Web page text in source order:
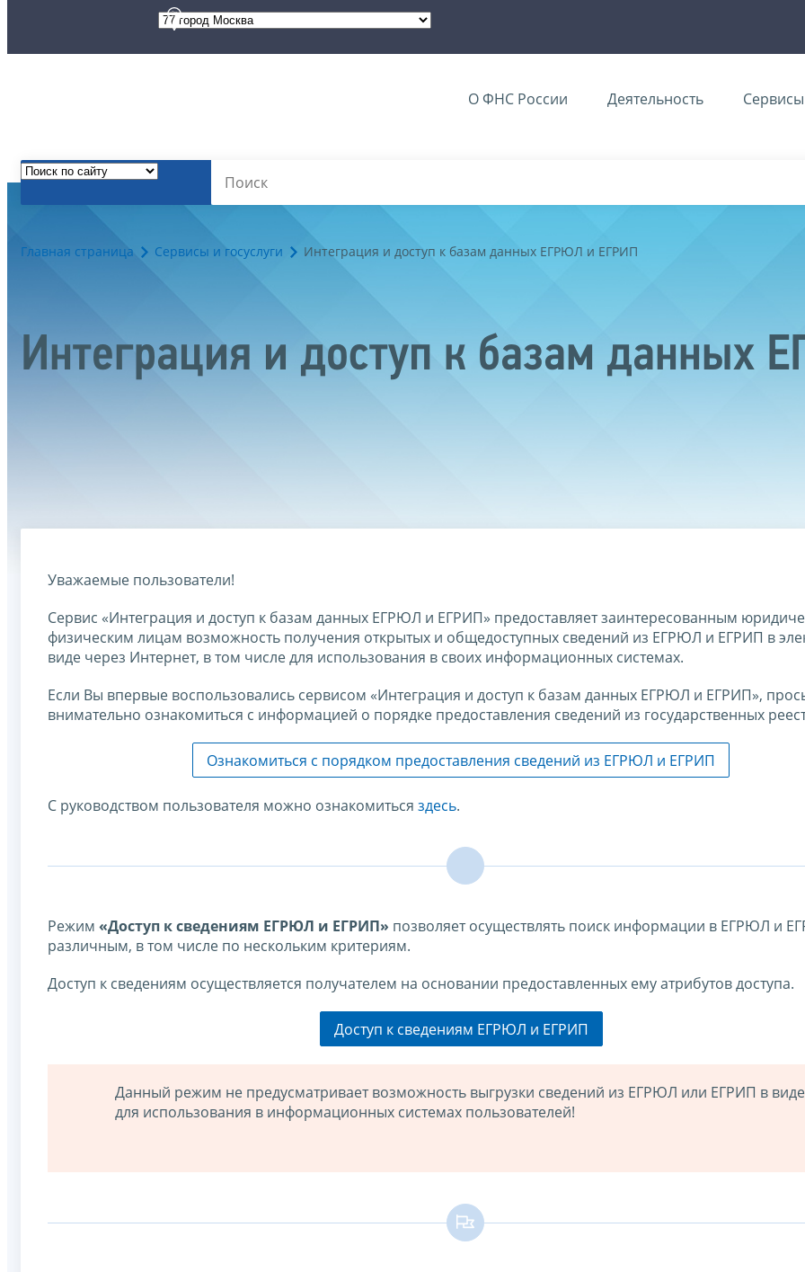
О ФНС России Деятельность Сервисы
Главная страница Сервисы и госуслуги Интеграция и доступ к базам данных ЕГРЮЛ и ЕГРИП
Интеграция и доступ к базам данных
Уважаемые пользователи!
Сервис «Интеграция и доступ к базам данных ЕГРЮЛ и ЕГРИП» предоставляет заинтересованным
физическим лицам возможность получения открытых и общедоступных сведений из ЕГРЮЛ и ЕГРИП в
виде через Интернет, в том числе для использования в своих информационных системах.
Если Вы впервые воспользовались сервисом «Интеграция и доступ к базам данных ЕГРЮЛ и ЕГРИП»,
внимательно ознакомиться с информацией о порядке предоставления сведений из государственных
Ознакомиться с порядком предоставления сведений из ЕГРЮЛ и ЕГРИП
С руководством пользователя можно ознакомиться здесь.
Режим «Доступ к сведениям ЕГРЮЛ и ЕГРИП» позволяет осуществлять поиск информации в ЕГРЮЛ и
различным, в том числе по нескольким критериям.
Доступ к сведениям осуществляется получателем на основании предоставленных ему атрибутов доступа.
Доступ к сведениям ЕГРЮЛ и ЕГРИП
Данный режим не предусматривает возможность выгрузки сведений из ЕГРЮЛ или ЕГРИП в
для использования в информационных системах пользователей!